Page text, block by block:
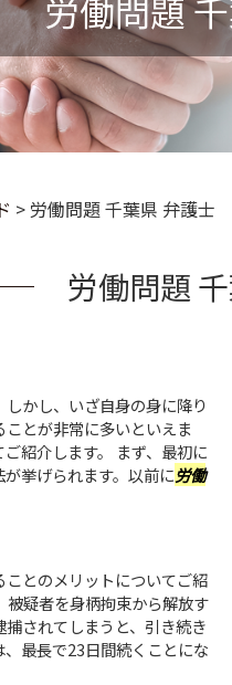
労働問題
> 労働問題 千葉県 弁護士
労働問題
かし、いざ自身の身に降り
とが非常に多いといえま
紹介します。 まず、最初に
挙げられます。以前に労働
ことのメリットについてご紹
被疑者を身柄拘束から解放す
されてしまうと、引き続き
最長で23日間続くことにな